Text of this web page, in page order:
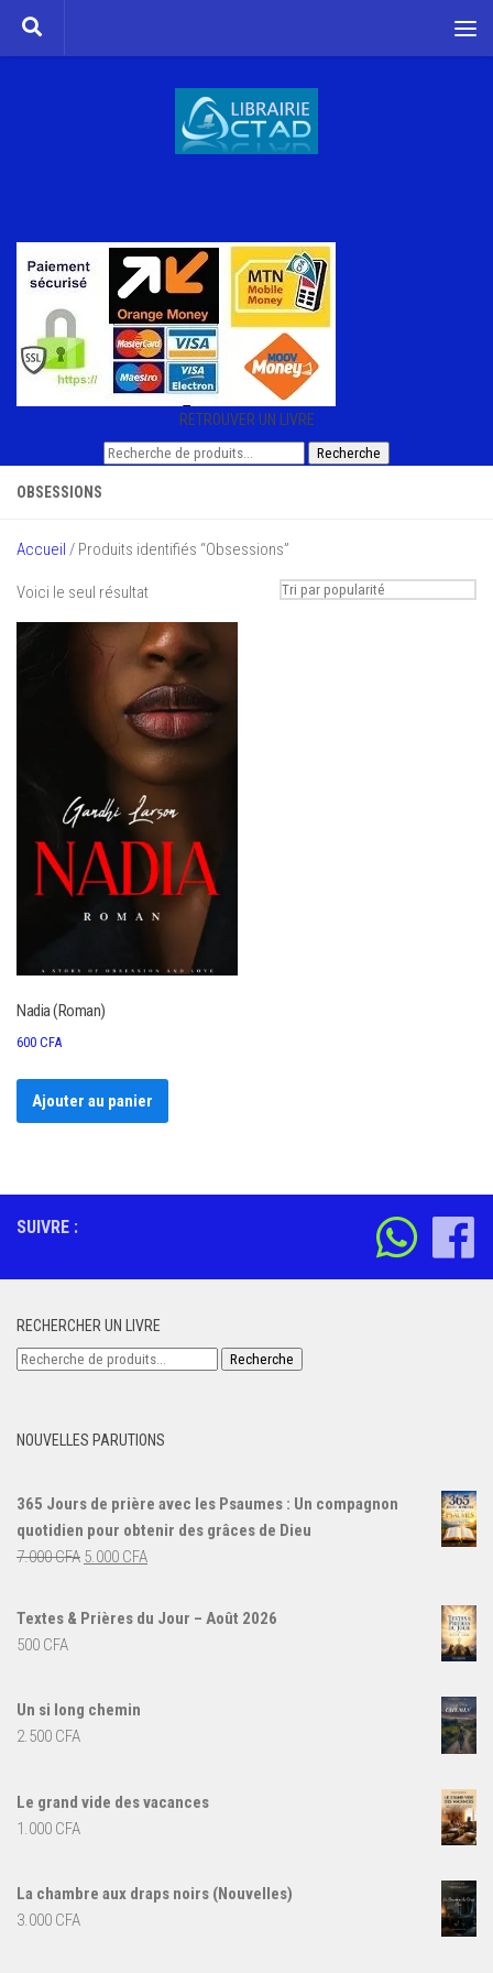
Skip to content
RETROUVER UN LIVRE
Recherche
Recherche
OBSESSIONS
Accueil / Produits identifiés “Obsessions”
Voici le seul résultat
Nadia (Roman)
600 CFA
Ajouter au panier
SUIVRE :
RECHERCHER UN LIVRE
Recherche
Recherche
NOUVELLES PARUTIONS
365 Jours de prière avec les Psaumes : Un compagnon
quotidien pour obtenir des grâces de Dieu
7.000CFA Le
initial
5.000 CFALe
actuel
Textes & Prières du Jour – Août 2026
500 CFA
Un si long chemin
2.500 CFA
Le grand vide des vacances
1.000 CFA
La chambre aux draps noirs (Nouvelles)
3.000 CFA